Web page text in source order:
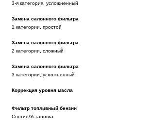
3-я категория, усложненный
Замена салонного фильтра
1 категории, простой
Замена салонного фильтра
2 категории, сложный
Замена салонного фильтра
3 категории, усложненный
Коррекция уровня масла
Фильтр топливный бензин
Снятие/Установка
Номер телефона